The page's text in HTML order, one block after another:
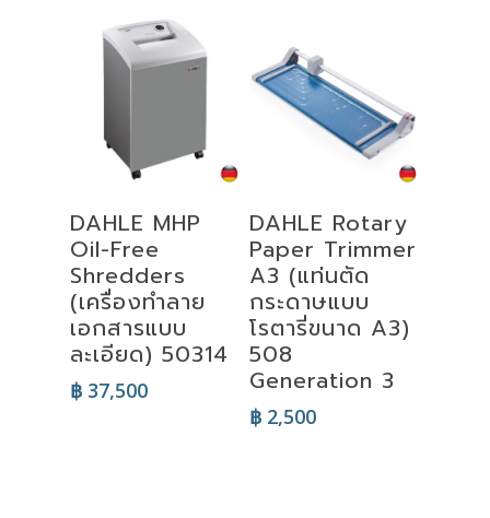
Add To Cart
DAHLE MHP
Oil-Free
Shredders
(เครื่องทำลาย
เอกสารแบบ
ละเอียด) 50314
฿ 37,500
Add To Cart
DAHLE Rotary
Paper Trimmer
A3 (แท่นตัด
กระดาษแบบ
โรตารี่ขนาด A3)
508
Generation 3
฿2,500